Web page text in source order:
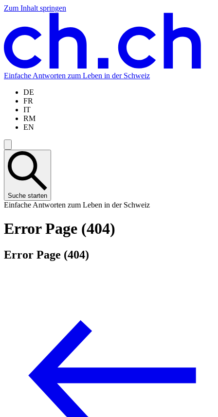
Zum Inhalt springen
Zum
springen
Zur
springen
Zur
springen
Zur
springen
Einfache Antworten zum Leben in der Schweiz
DE
FR
IT
RM
EN
Suche starten
Einfache Antworten zum Leben in der Schweiz
Error Page (404)
Error Page (404)